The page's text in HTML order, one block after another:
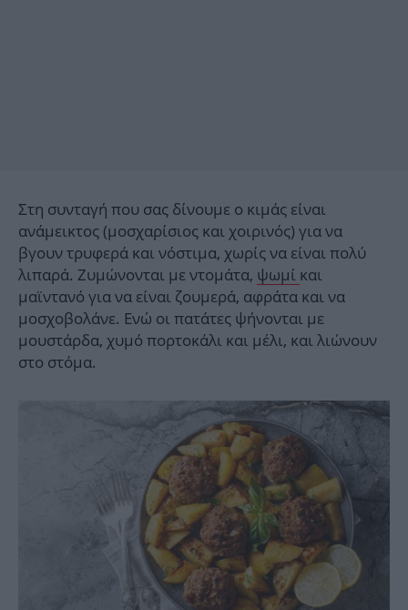
Στη συνταγή που σας δίνουμε ο κιμάς είναι
ανάμεικτος (μοσχαρίσιος και χοιρινός) για να
βγουν τρυφερά και νόστιμα, χωρίς να είναι πολύ
λιπαρά. Ζυμώνονται με ντομάτα, ψωμί και
μαϊντανό για να είναι ζουμερά, αφράτα και να
μοσχοβολάνε. Ενώ οι πατάτες ψήνονται με
μουστάρδα, χυμό πορτοκάλι και μέλι, και λιώνουν
στο στόμα.